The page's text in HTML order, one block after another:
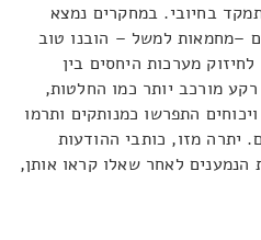
בחיובי. במחקרים נמצא
–מחמאות למשל – הובנו טוב
מערכות היחסים בין
מורכב יותר כמו החלטות,
התפרשו כמנותקים ותרמו
יתרה מזו, כותבי ההודעות
הנמענים לאחר שאלו קראו אותן,